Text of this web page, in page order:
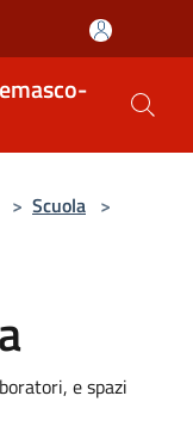
> Scuola >
e spazi